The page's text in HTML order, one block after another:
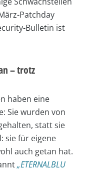
Patchday
Bulletin ist
– trotz
haben eine
Sie wurden von
statt sie
sie für eigene
auch getan hat.
„ETERNALBLU